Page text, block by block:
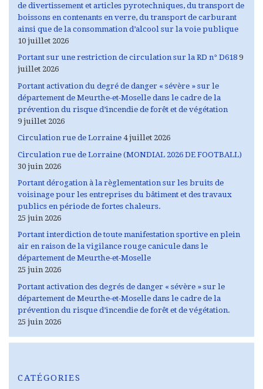
de divertissement et articles pyrotechniques, du transport de
boissons en contenants en verre, du transport de carburant
ainsi que de la consommation d’alcool sur la voie publique
10 juillet 2026
Portant sur une restriction de circulation sur la RD n° D618 9
juillet 2026
Portant activation du degré de danger « sévère » sur le
département de Meurthe-et-Moselle dans le cadre de la
prévention du risque d’incendie de forêt et de végétation
9 juillet 2026
Circulation rue de Lorraine 4 juillet 2026
Circulation rue de Lorraine (MONDIAL 2026 DE FOOTBALL)
30 juin 2026
Portant dérogation à la règlementation sur les bruits de
voisinage pour les entreprises du bâtiment et des travaux
publics en période de fortes chaleurs.
25 juin 2026
Portant interdiction de toute manifestation sportive en plein
air en raison de la vigilance rouge canicule dans le
département de Meurthe-et-Moselle
25 juin 2026
Portant activation des degrés de danger « sévère » sur le
département de Meurthe-et-Moselle dans le cadre de la
prévention du risque d’incendie de forêt et de végétation.
25 juin 2026
CATÉGORIES